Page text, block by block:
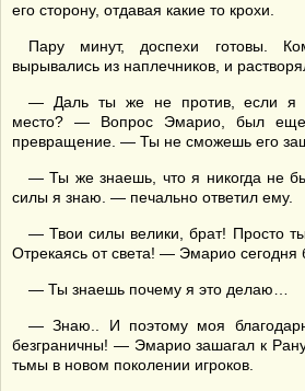
его сторону, отдавая какие то крохи.
Пару минут, доспехи готовы.
вырывались из наплечников, и
— Даль ты же не против, если я
место? — Вопрос Эмарио, был
превращение. — Ты не сможешь его
— Ты же знаешь, что я никогда не
силы я знаю. — печально ответил ему.
— Твои силы велики, брат! Просто
Отрекаясь от света! — Эмарио сегодня
— Ты знаешь почему я это делаю…
— Знаю.. И поэтому моя
безграничны! — Эмарио зашагал к
тьмы в новом поколении игроков.